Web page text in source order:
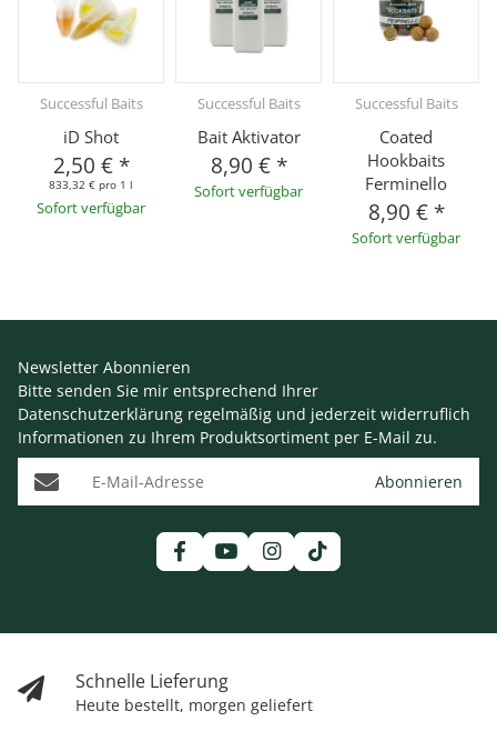
Successful Baits
iD Shot
2,50 € *
833,32 € pro 1 l
Sofort verfügbar
Successful Baits
Bait Aktivator
8,90 € *
Sofort verfügbar
Successful Baits
Coated
Hookbaits
Ferminello
8,90 € *
Sofort verfügbar
Schnelle Lieferung
Heute bestellt, morgen geliefert
Newsletter Abonnieren
Bitte senden Sie mir entsprechend Ihrer
Datenschutzerklärung regelmäßig und jederzeit widerruflich
Informationen zu Ihrem Produktsortiment per E-Mail zu.
E-Mail-Adresse Abonnieren